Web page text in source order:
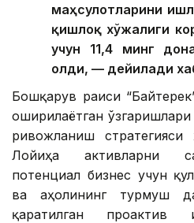
маҳсулотларини
қишлоқ хўжалиги
учун 11,4 минг
олди, — дейилади
Бошқарув раиси
оширилаётган
ривожланиш стратегияси
Лойиҳа активларни
потенциал бизнес учун
ва аҳолининг турмуш
қаратилган проактив